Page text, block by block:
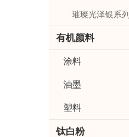
璀璨光泽银系列
有机颜料
涂料
油墨
塑料
钛白粉